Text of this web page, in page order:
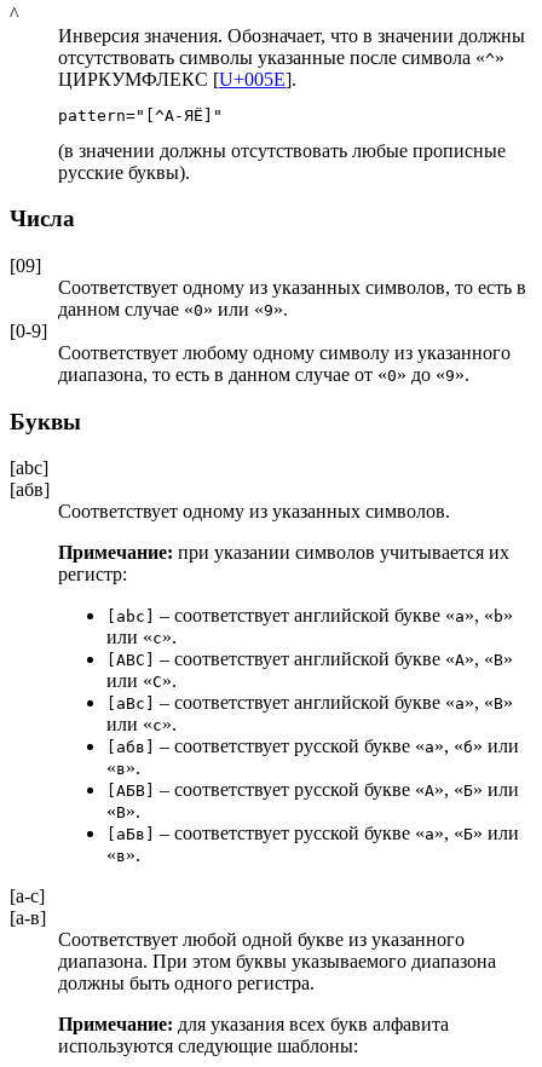
^
Инверсия значения. Обозначает, что в значении должны
отсутствовать символы указанные после символа «^»
ЦИРКУМФЛЕКС [U+005E].
pattern=" [^А-ЯЁ] "
(в значении должны отсутствовать любые прописные
русские буквы).
Числа
[09]
Соответствует одному из указанных символов, то есть в
данном случае «0» или «9».
[0-9]
Соответствует любому одному символу из указанного
диапазона, то есть в данном случае от «0» до «9».
Буквы
[abc]
[абв]
Соответствует одному из указанных символов.
Примечание: при указании символов учитывается их
регистр:
[abc] ‒ соответствует английской букве «a», « b»
или «c».
[ABC] ‒ соответствует английской букве «A», «B»
или «C».
[aBc] ‒ соответствует английской букве «a», «B»
или «c».
[абв] ‒ соответствует русской букве «а», «б» или
«в».
[АБВ] ‒ соответствует русской букве «А», «Б» или
«В».
[аБв] ‒ соответствует русской букве «а», «Б» или
«в».
[a-c]
[а-в]
Соответствует любой одной букве из указанного
диапазона. При этом буквы указываемого диапазона
должны быть одного регистра.
Примечание: для указания всех букв алфавита
используются следующие шаблоны: